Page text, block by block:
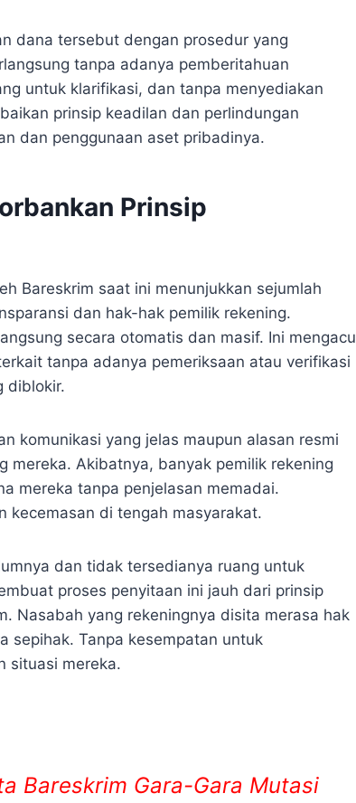
dana tersebut dengan prosedur yang
tanpa adanya pemberitahuan
untuk klarifikasi, dan tanpa menyediakan
prinsip keadilan dan perlindungan
dan penggunaan aset pribadinya.
Prinsip
Bareskrim saat ini menunjukkan sejumlah
dan hak-hak pemilik rekening.
secara otomatis dan masif. Ini mengacu
tanpa adanya pemeriksaan atau verifikasi
diblokir.
komunikasi yang jelas maupun alasan resmi
mereka. Akibatnya, banyak pemilik rekening
mereka tanpa penjelasan memadai.
kecemasan di tengah masyarakat.
dan tidak tersedianya ruang untuk
proses penyitaan ini jauh dari prinsip
Nasabah yang rekeningnya disita merasa hak
sepihak. Tanpa kesempatan untuk
situasi mereka.
Bareskrim Gara-Gara Mutasi